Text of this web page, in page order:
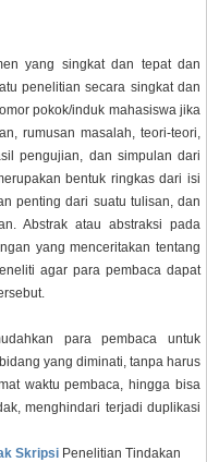
yang singkat dan tepat dan
penelitian secara singkat dan
pokok/induk mahasiswa jika
rumusan masalah, teori-teori,
pengujian, dan simpulan dari
bentuk ringkas dari isi
penting dari suatu tulisan, dan
Abstrak atau abstraksi pada
yang menceritakan tentang
agar para pembaca dapat
para pembaca untuk
yang diminati, tanpa harus
waktu pembaca, hingga bisa
menghindari terjadi duplikasi
Skripsi Penelitian Tindakan